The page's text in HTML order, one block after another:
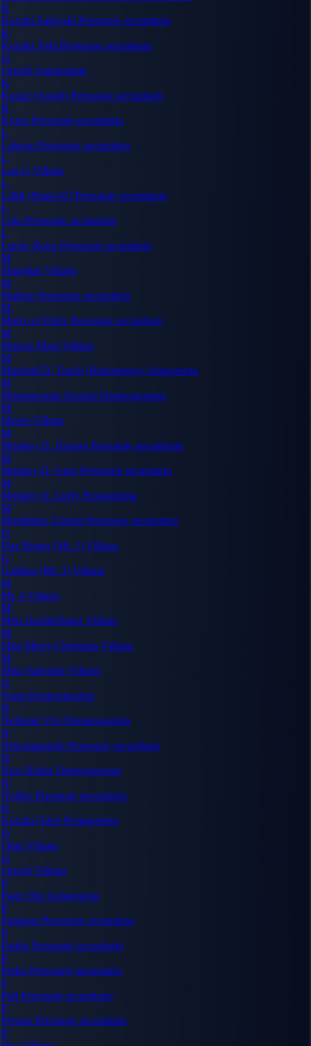
K
Kozuki Sukiyaki Personaje secundario
K
Kozuki Toki Personaje secundario
O
Orochi Antagonista
K
Kuzan (Aokiji) Personaje secundario
K
Kyros Personaje secundario
L
Laboon Personaje secundario
L
Lao G Villano
L
Lilith (Punk-02) Personaje secundario
L
Lola Personaje secundario
L
Lucky Roux Personaje secundario
M
Magellan Villano
M
Makino Personaje secundario
M
Marco el Fénix Personaje secundario
M
Marcus Mars Villano
M
Marshall D. Teach (Barbanegra) Antagonista
M
Momonosuke Kozuki Deuteragonista
M
Monet Villano
M
Monkey D. Dragon Personaje secundario
M
Monkey D. Garp Personaje secundario
M
Monkey D. Luffy Protagonista
M
Montblanc Cricket Personaje secundario
D
Daz Bonez (Mr. 1) Villano
G
Galdino (Mr. 3) Villano
M
Mr. 4 Villano
M
Miss DoublefingerVillano
M
Miss Merry Christmas Villano
M
Miss Valentine Villano
N
Nami Deuteragonista
N
Nefertari Vivi Deuteragonista
N
Nekomamushi Personaje secundario
N
Nico Robin Deuteragonista
N
Nojiko Personaje secundario
K
Kozuki Oden Protagonista
O
Ohm Villano
O
Orochi Villano
P
Page One Antagonista
P
Pappagu Personaje secundario
P
Paulie Personaje secundario
P
Pedro Personaje secundario
P
Pell Personaje secundario
P
Perona Personaje secundario
P